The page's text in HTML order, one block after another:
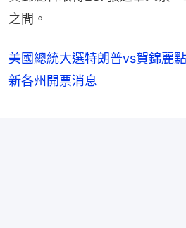
之間。
美國總統大選特朗普vs賀錦麗
新各州開票消息